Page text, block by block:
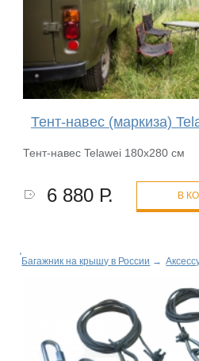
Тент-навес (маркиза)
Тент-навес Telawei 180х280 см
6 880 Р. В
Багажник на крышу в России →